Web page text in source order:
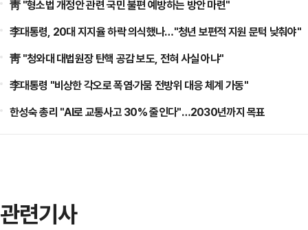
靑 "형소법 개정안 관련 국민 불편 예방하는 방안 마련"
李대통령, 20대 지지율 하락 의식했나…"청년 보편적 지원 문턱 낮춰야"
靑 "청와대 대법원장 탄핵 공감 보도, 전혀 사실 아냐"
李대통령 "비상한 각오로 폭염·가뭄 전방위 대응 체계 가동"
한성숙 총리 "AI로 교통사고 30% 줄인다"…2030년까지 목표
관련기사